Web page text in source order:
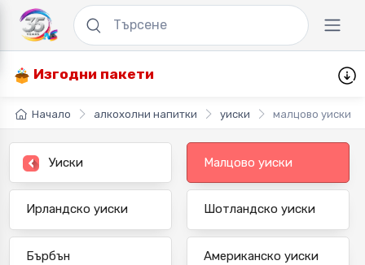
Изгодни пакети
Начало алкохолни напитки уиски малцово уиски
Уиски Mалцово уиски
Ирландско уиски Шотландско уиски
Бърбън Американско уиски